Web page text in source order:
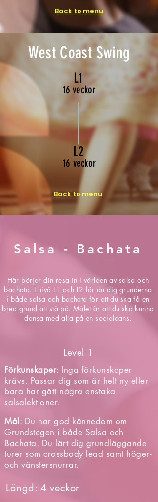
Back to menu
West Coast Swing
L1
16 veckor
L2
16 veckor
Back to menu
Salsa - Bachata
Här börjar din resa in i världen av salsa och
bachata. I nivå L1 och L2 lär du dig grunderna
i både salsa och bachata för att du ska få en
bred grund att stå på. Målet är att du ska kunna
dansa med alla på en socialdans.
Level 1
Förkunskaper: Inga förkunskaper
krävs. Passar dig som är helt ny eller
bara har gått några enstaka
salsalektioner.
Mål : Du har god kännedom om
Grundstegen i både Salsa och
Bachata. Du lärt dig grundläggande
turer som crossbody lead samt höger-
och vänstersnurrar.
Längd: 4 veckor